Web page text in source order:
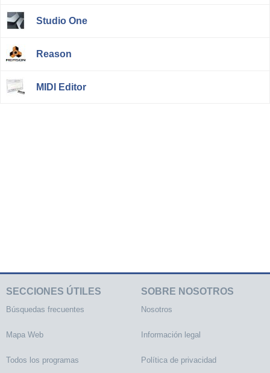
Studio One
Reason
MIDI Editor
SECCIONES ÚTILES
Búsquedas frecuentes
Mapa Web
Todos los programas
SOBRE NOSOTROS
Nosotros
Información legal
Política de privacidad